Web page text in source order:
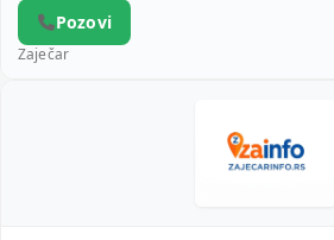
Pozovi
Zaječar